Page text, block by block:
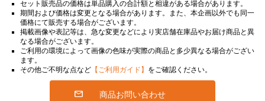
セット販売品の価格は単品購入の合計額と相違がある場合があります。
期間および価格は変更となる場合があります。また、本企画以外でも同一
価格にて販売する場合がございます。
掲載画像や表記等は、急な変更などにより実店舗在庫品やお届け商品と異
なる場合がございます。
ご利用の環境によって画像の色味が実際の商品と多少異なる場合がござい
ます。
その他ご不明な点など 【ご利用ガイド】 をご確認ください。
商品お問い合わせ